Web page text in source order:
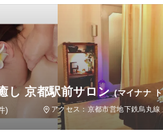
し 京都駅前サロン (マイナナ
) アクセス：京都市営地下鉄烏丸